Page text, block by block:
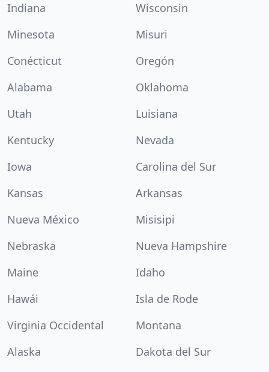
Indiana
Wisconsin
Minesota
Misuri
Conécticut
Oregón
Alabama
Oklahoma
Utah
Luisiana
Kentucky
Nevada
Iowa
Carolina del Sur
Kansas
Arkansas
Nueva México
Misisipi
Nebraska
Nueva Hampshire
Maine
Idaho
Hawái
Isla de Rode
Virginia Occidental
Montana
Alaska
Dakota del Sur